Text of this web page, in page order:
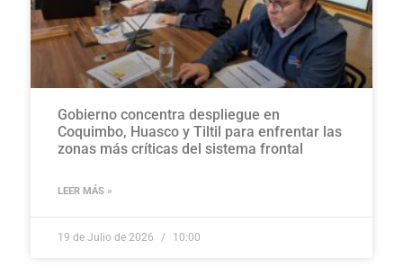
Gobierno concentra despliegue en
Coquimbo, Huasco y Tiltil para enfrentar las
zonas más críticas del sistema frontal
LEER MÁS »
19 de Julio de 2026 10:00